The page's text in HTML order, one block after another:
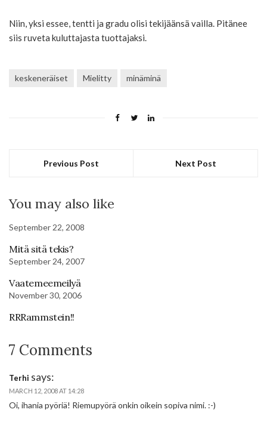
Niin, yksi essee, tentti ja gradu olisi tekijäänsä vailla. Pitänee
siis ruveta kuluttajasta tuottajaksi.
keskeneräiset Mielitty minäminä
Previous Post Next Post
You may also like
September 22, 2008
Mitä sitä tekis?
September 24, 2007
Vaatemeemeilyä
November 30, 2006
RRRammstein!!
7 Comments
Terhi says:
MARCH 12, 2008 AT 14:28
Oi, ihania pyöriä! Riemupyörä onkin oikein sopiva nimi. :-)